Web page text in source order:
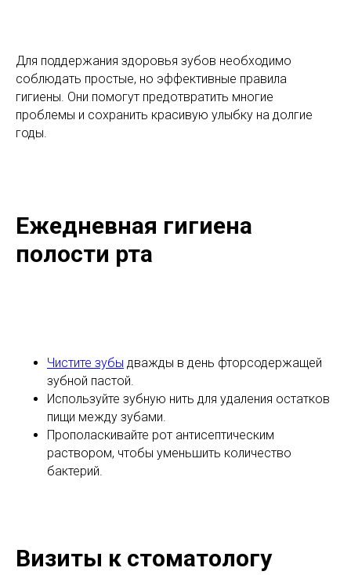
Для поддержания здоровья зубов необходимо
соблюдать простые, но эффективные правила
гигиены. Они помогут предотвратить многие
проблемы и сохранить красивую улыбку на долгие
годы.
Ежедневная гигиена
полости рта
Чистите зубы дважды в день фторсодержащей
зубной пастой.
Используйте зубную нить для удаления остатков
пищи между зубами.
Прополаскивайте рот антисептическим
раствором, чтобы уменьшить количество
бактерий.
Визиты к стоматологу